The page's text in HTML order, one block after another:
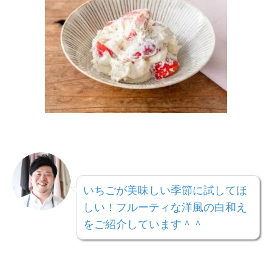
いちごが美味しい季節に試してほ
しい！フルーティな洋風の白和え
をご紹介しています＾＾